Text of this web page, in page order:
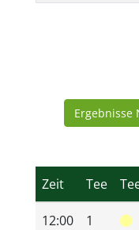
Ergebnisse
Zeit Tee
12:00
1